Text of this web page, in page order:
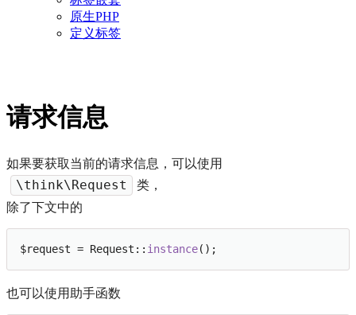
原生PHP
定义标签
请求信息
如果要获取当前的请求信息，可以使用
\think\Request
类，
除了下文中的
$request = Request:: instance
也可以使用助手函数